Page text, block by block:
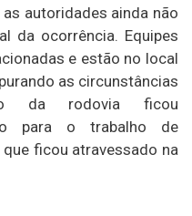
autoridades ainda não
da ocorrência. Equipes
e estão no local
as circunstâncias
da rodovia ficou
para o trabalho de
ficou atravessado na